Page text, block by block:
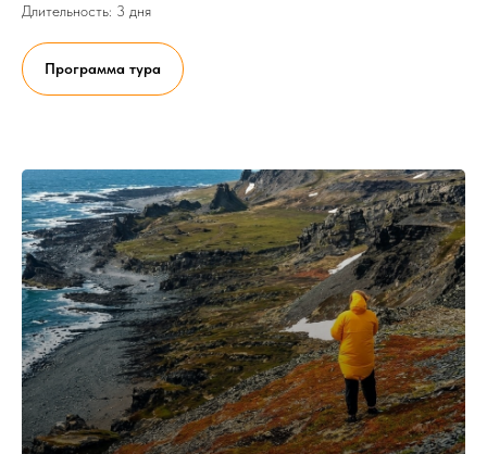
Длительность: 3 дня
Программа тура